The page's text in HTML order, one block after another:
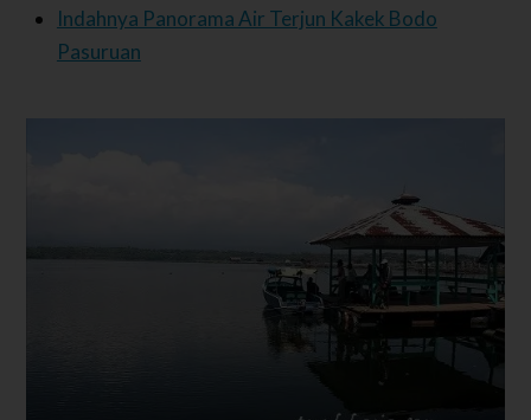
Indahnya Panorama Air Terjun Kakek Bodo
Pasuruan